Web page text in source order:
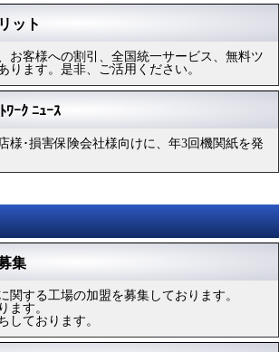
ット
お客様への割引、全国統一サービス、無料ツ
ります。是非、ご活用ください。
ﾜｰｸ ﾆｭｰｽ
様･損害保険会社様向けに、年3回機関紙を発
集
関する工場の加盟を募集しております。
ます。
しております。